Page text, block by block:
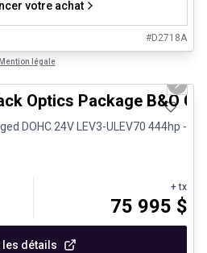
votre achat
#D2718A
Mention légale
Next
Optics Package B&O
DOHC 24V LEV3-ULEV70 444hp -
+ tx
75 995 $
les détails